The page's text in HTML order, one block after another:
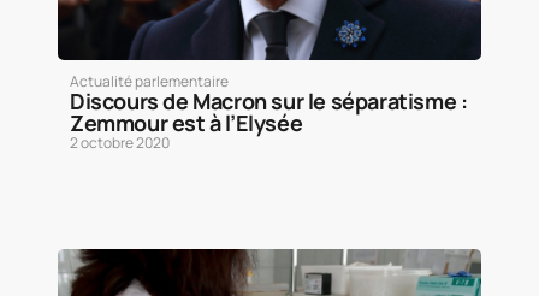
Actualité parlementaire
Discours de Macron sur le séparatisme :
Zemmour est à l’Elysée
2 octobre 2020